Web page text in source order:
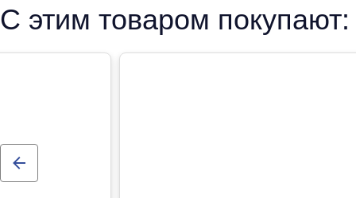
С этим товаром покупают: